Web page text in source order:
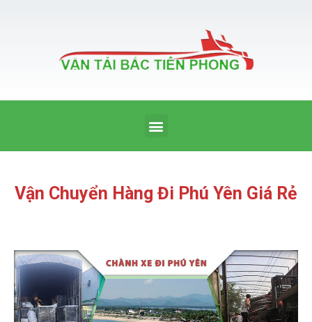
Menu
Vận Chuyển Hàng Đi Phú Yên Giá Rẻ